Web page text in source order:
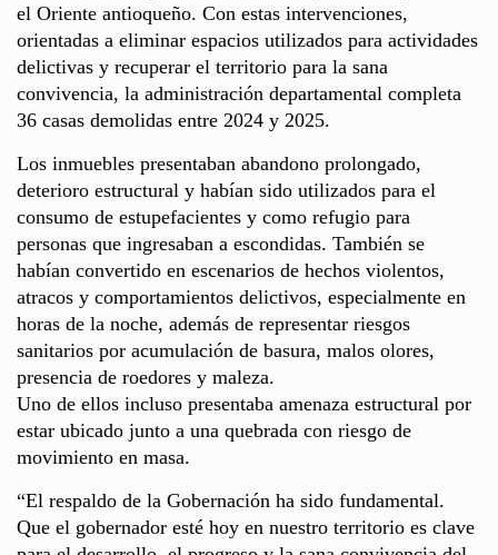
el Oriente antioqueño. Con estas intervenciones,
orientadas a eliminar espacios utilizados para actividades
delictivas y recuperar el territorio para la sana
convivencia, la administración departamental completa
36 casas demolidas entre 2024 y 2025.
Los inmuebles presentaban abandono prolongado,
deterioro estructural y habían sido utilizados para el
consumo de estupefacientes y como refugio para
personas que ingresaban a escondidas. También se
habían convertido en escenarios de hechos violentos,
atracos y comportamientos delictivos, especialmente en
horas de la noche, además de representar riesgos
sanitarios por acumulación de basura, malos olores,
presencia de roedores y maleza.
Uno de ellos incluso presentaba amenaza estructural por
estar ubicado junto a una quebrada con riesgo de
movimiento en masa.
“El respaldo de la Gobernación ha sido fundamental.
Que el gobernador esté hoy en nuestro territorio es clave